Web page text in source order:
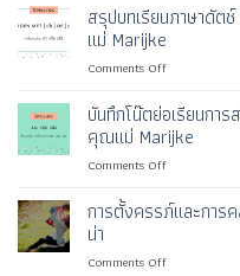
นาม
มี
แบบ
การ
เขียน
ให้
รัก
สรุปบทเรียนภาษาดั
แม่ Marijke
Comments Offon
บท
เรียน
ภาษา
ดัตช์
ที่
บันทึกโน๊ตย่อเรียนกา
คุณแม่ Marijke
Comments Offon
ทึก
โน๊ต
เรียน
การตั้งครรภ์และการ
น่า
Comments Offon